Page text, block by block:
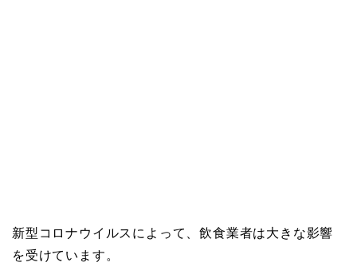
新型コロナウイルスによって、飲食業者は大きな影響
を受けています。